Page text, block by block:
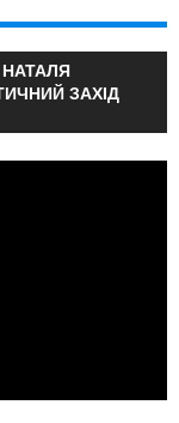
НАТАЛЯ
ЗАХІД